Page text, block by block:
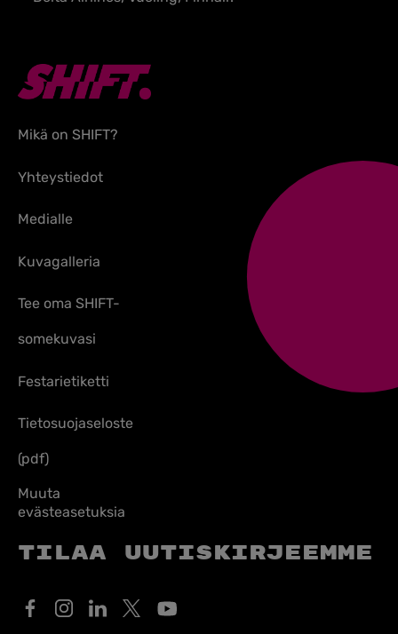
Mikä on SHIFT?
Yhteystiedot
Medialle
Kuvagalleria
Tee oma SHIFT-
somekuvasi
Festarietiketti
Tietosuojaseloste
(pdf)
Muuta
evästeasetuksia
Tilaa uutiskirjeemme